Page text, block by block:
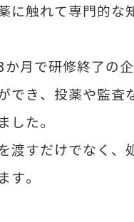
に触れて専門的な
月で研修終了の
でき、投薬や監
た。
渡すだけでなく
。